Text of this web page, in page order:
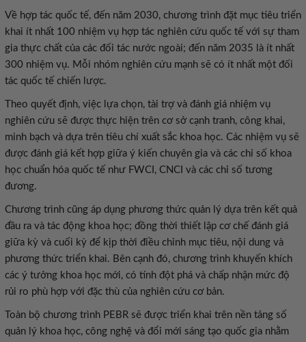
Về hợp tác quốc tế, đến năm 2030, chương trình đặt mục tiêu triển
khai ít nhất 100 nhiệm vụ hợp tác nghiên cứu quốc tế với sự tham
gia thực chất của các đối tác nước ngoài; đến năm 2035 là ít nhất
300 nhiệm vụ. Mỗi nhóm nghiên cứu mạnh sẽ có ít nhất một đối
tác quốc tế chiến lược.
Theo quyết định, việc lựa chọn, tài trợ và đánh giá nhiệm vụ
nghiên cứu sẽ được thực hiện trên cơ sở cạnh tranh, công khai,
minh bạch và dựa trên tiêu chí xuất sắc khoa học. Các nhiệm vụ sẽ
được đánh giá kết hợp giữa ý kiến chuyên gia và các chỉ số khoa
học chuẩn hóa quốc tế như FWCI, CNCI và các chỉ số tương
đương.
Chương trình cũng áp dụng phương thức quản lý dựa trên kết quả
đầu ra và tác động khoa học; đồng thời thiết lập cơ chế đánh giá
giữa kỳ và cuối kỳ để kịp thời điều chỉnh mục tiêu, nội dung và
phương thức triển khai. Bên cạnh đó, chương trình khuyến khích
các ý tưởng khoa học mới, có tính đột phá và chấp nhận mức độ
rủi ro phù hợp với đặc thù của nghiên cứu cơ bản.
Toàn bộ chương trình PEBR sẽ được triển khai trên nền tảng số
quản lý khoa học, công nghệ và đổi mới sáng tạo quốc gia nhằm